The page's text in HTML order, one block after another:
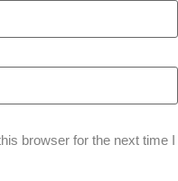
browser for the next time I